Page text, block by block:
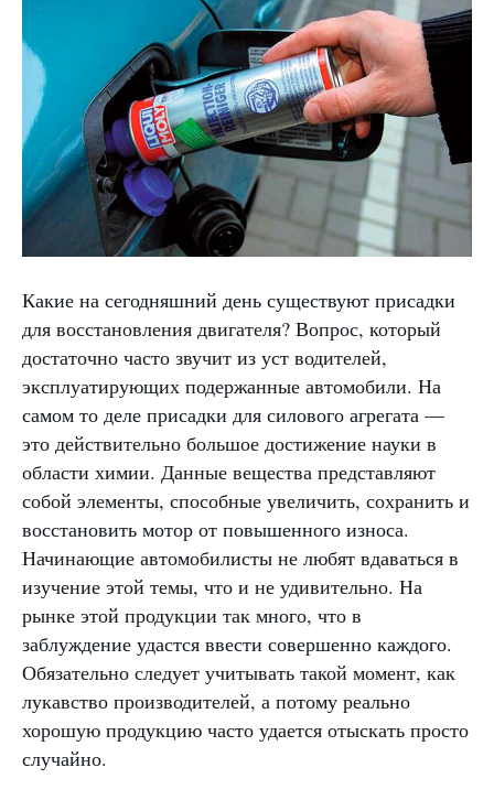
Какие на сегодняшний день существуют присадки
для восстановления двигателя? Вопрос, который
достаточно часто звучит из уст водителей,
эксплуатирующих подержанные автомобили. На
самом то деле присадки для силового агрегата —
это действительно большое достижение науки в
области химии. Данные вещества представляют
собой элементы, способные увеличить, сохранить и
восстановить мотор от повышенного износа.
Начинающие автомобилисты не любят вдаваться в
изучение этой темы, что и не удивительно. На
рынке этой продукции так много, что в
заблуждение удастся ввести совершенно каждого.
Обязательно следует учитывать такой момент, как
лукавство производителей, а потому реально
хорошую продукцию часто удается отыскать просто
случайно.